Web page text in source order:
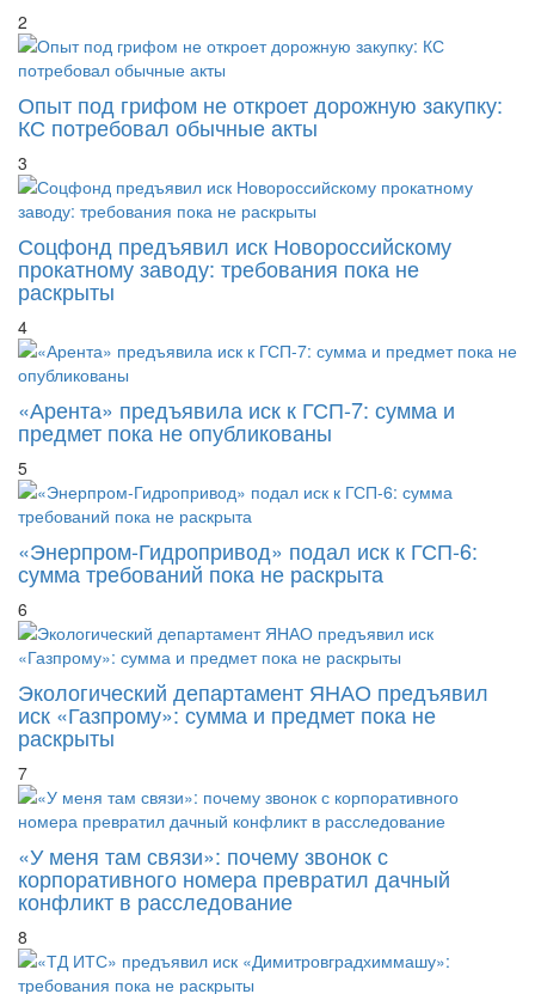
2
Опыт под грифом не откроет дорожную закупку:
КС потребовал обычные акты
3
Соцфонд предъявил иск Новороссийскому
прокатному заводу: требования пока не
раскрыты
4
«Арента» предъявила иск к ГСП-7: сумма и
предмет пока не опубликованы
5
«Энерпром-Гидропривод» подал иск к ГСП-6:
сумма требований пока не раскрыта
6
Экологический департамент ЯНАО предъявил
иск «Газпрому»: сумма и предмет пока не
раскрыты
7
«У меня там связи»: почему звонок с
корпоративного номера превратил дачный
конфликт в расследование
8